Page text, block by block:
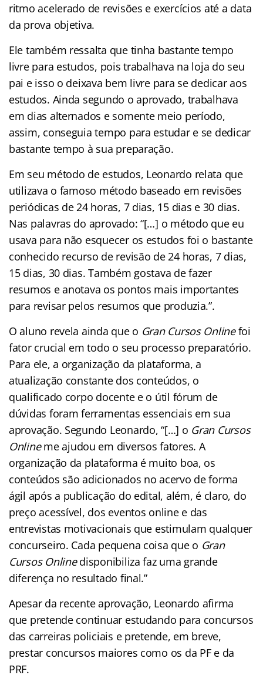
ritmo acelerado de revisões e exercícios até a data
da prova objetiva.
Ele também ressalta que tinha bastante tempo
livre para estudos, pois trabalhava na loja do seu
pai e isso o deixava bem livre para se dedicar aos
estudos. Ainda segundo o aprovado, trabalhava
em dias alternados e somente meio período,
assim, conseguia tempo para estudar e se dedicar
bastante tempo à sua preparação.
Em seu método de estudos, Leonardo relata que
utilizava o famoso método baseado em revisões
periódicas de 24 horas, 7 dias, 15 dias e 30 dias.
Nas palavras do aprovado: “[…] o método que eu
usava para não esquecer os estudos foi o bastante
conhecido recurso de revisão de 24 horas, 7 dias,
15 dias, 30 dias. Também gostava de fazer
resumos e anotava os pontos mais importantes
para revisar pelos resumos que produzia.”.
O aluno revela ainda que o Gran Cursos Onlinefoi
fator crucial em todo o seu processo preparatório.
Para ele, a organização da plataforma, a
atualização constante dos conteúdos, o
qualificado corpo docente e o útil fórum de
dúvidas foram ferramentas essenciais em sua
aprovação. Segundo Leonardo, “[…] o Gran Cursos
Onlineme ajudou em diversos fatores. A
organização da plataforma é muito boa, os
conteúdos são adicionados no acervo de forma
ágil após a publicação do edital, além, é claro, do
preço acessível, dos eventos online e das
entrevistas motivacionais que estimulam qualquer
concurseiro. Cada pequena coisa que o Gran
Cursos Onlinedisponibiliza faz uma grande
diferença no resultado final.”
Apesar da recente aprovação, Leonardo afirma
que pretende continuar estudando para concursos
das carreiras policiais e pretende, em breve,
prestar concursos maiores como os da PF e da
PRF.